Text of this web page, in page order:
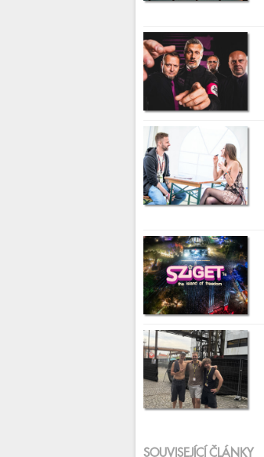
SOUVISEJÍCÍ ČLÁNKY